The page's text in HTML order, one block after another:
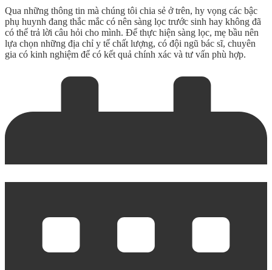
Qua những thông tin mà chúng tôi chia sẻ ở trên, hy vọng các bậc
phụ huynh đang thắc mắc có nên sàng lọc trước sinh hay không đã
có thể trả lời câu hỏi cho mình. Để thực hiện sàng lọc, mẹ bầu nên
lựa chọn những địa chỉ y tế chất lượng, có đội ngũ bác sĩ, chuyên
gia có kinh nghiệm để có kết quả chính xác và tư vấn phù hợp.